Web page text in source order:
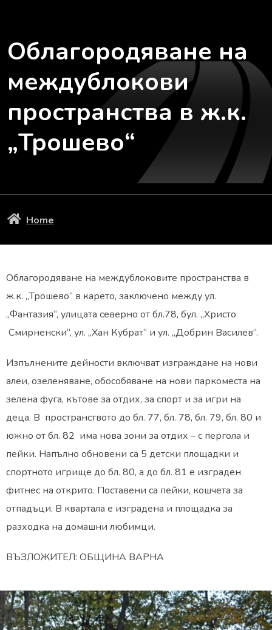
Облагородяване на
междублокови
пространства в ж.к.
„Трошево“
Home
Облагородяване на междублоковите пространства в
ж.к. „Трошево“ в карето, заключено между ул.
„Фантазия“, улицата северно от бл.78, бул. „Христо
Смирненски“, ул. „Хан Кубрат“ и ул. „Добрин Василев“.
Изпълнените дейности включват изграждане на нови
алеи, озеленяване, обособяване на нови паркоместа на
зелена фуга, кътове за отдих, за спорт и за игри на
деца. В пространството до бл. 77, бл. 78, бл. 79, бл. 80 и
южно от бл. 82 има нова зони за отдих – с пергола и
пейки. Напълно обновени са 5 детски площадки и
спортното игрище до бл. 80, а до бл. 81 е изграден
фитнес на открито. Поставени са пейки, кошчета за
отпадъци. В квартала е изградена и площадка за
разходка на домашни любимци.
ВЪЗЛОЖИТЕЛ: ОБЩИНА ВАРНА